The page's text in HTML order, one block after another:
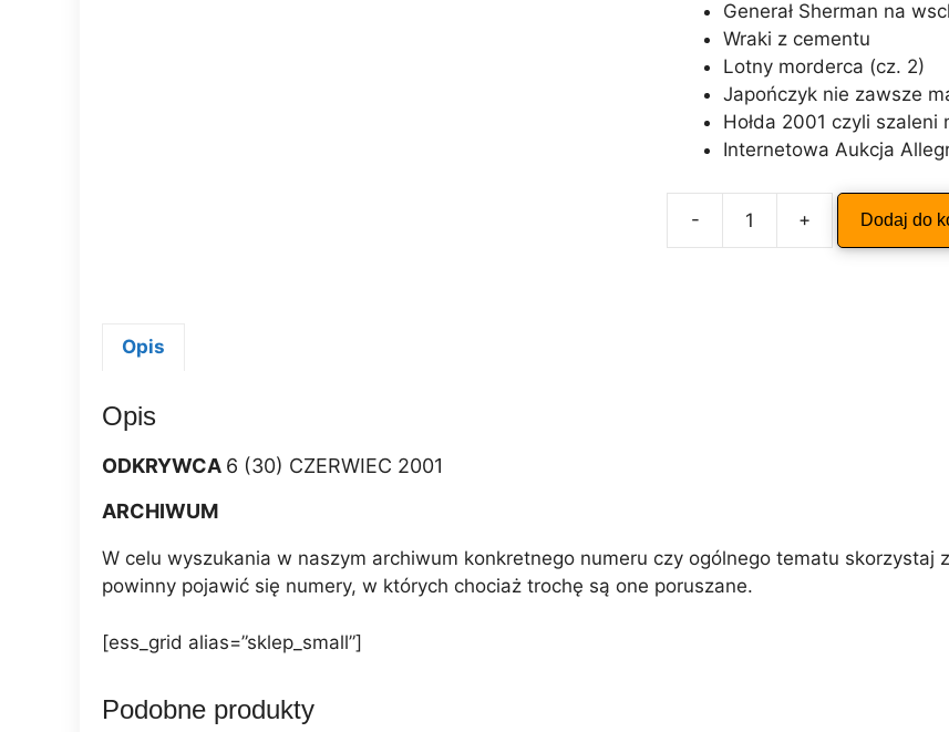
Generał Sherman na
Wraki z cementu
Lotny morderca (cz. 2)
Japończyk nie zawsze
Hołda 2001 czyli
Internetowa Aukcja
- + Dodaj do
Opis
Opis
ODKRYWCA 6 (30) CZERWIEC 2001
ARCHIWUM
W celu wyszukania w naszym archiwum konkretnego numeru czy ogólnego tematu skorzystaj
powinny pojawić się numery, w których chociaż trochę są one poruszane.
[ess_grid alias=”sklep_small”]
Podobne produkty